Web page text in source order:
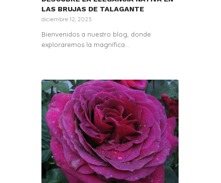
LAS BRUJAS DE TALAGANTE
diciembre 12, 2023
Bienvenidos a nuestro blog, donde
exploraremos la magnífica…